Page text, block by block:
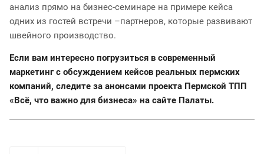
анализ прямо на бизнес-семинаре на примере кейса
одних из гостей встречи –партнеров, которые развивают
швейного производство.
Если вам интересно погрузиться в современный
маркетинг с обсуждением кейсов реальных пермских
компаний, следите за анонсами проекта Пермской ТПП
«Всё, что важно для бизнеса» на сайте Палаты.